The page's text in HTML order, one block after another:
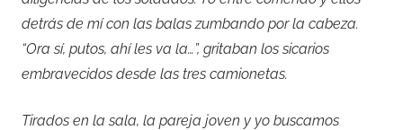
detrás de mí con las balas zumbando por la cabeza.
“Ora sí, putos, ahí les va la…”, gritaban los sicarios
embravecidos desde las tres camionetas.
Tirados en la sala, la pareja joven y yo buscamos